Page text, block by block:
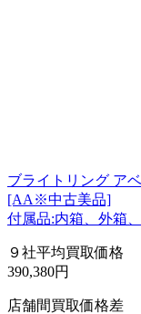
ブライトリング ア
[AA※中古美品]
付属品:内箱、外箱
９社平均買取価格
390,380円
店舗間買取価格差